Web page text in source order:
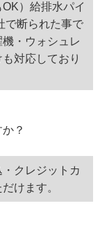
）給排水パイ
で断られた事で
・ウォシュレ
対応しており
？
クレジットカ
けます。